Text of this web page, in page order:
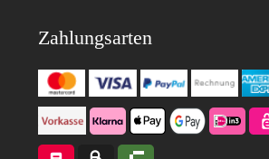
Zahlungsarten